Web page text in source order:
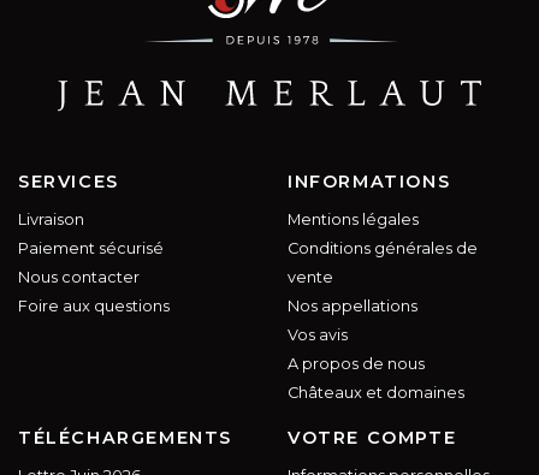
SERVICES
Livraison
Paiement sécurisé
Nous contacter
Foire aux questions
INFORMATIONS
Mentions légales
Conditions générales de
vente
Nos appellations
Vos avis
A propos de nous
Châteaux et domaines
TÉLÉCHARGEMENTS VOTRE COMPTE